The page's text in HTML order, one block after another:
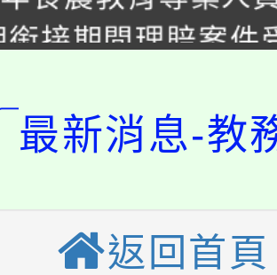
銜接期間理賠案件
本校115學年度第
(課)教師甄選結果(
金融保險知識
活動
市115學年度學生
土語及新住民語歌
本校115學年度第
最新消息-教
返回首頁